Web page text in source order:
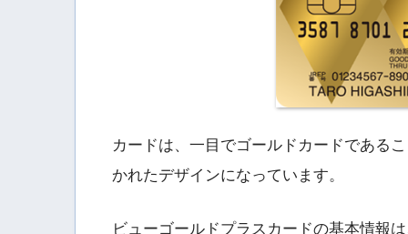
カードは、一目でゴールドカードである
かれたデザインになっています。
ビューゴールドプラスカードの基本情報